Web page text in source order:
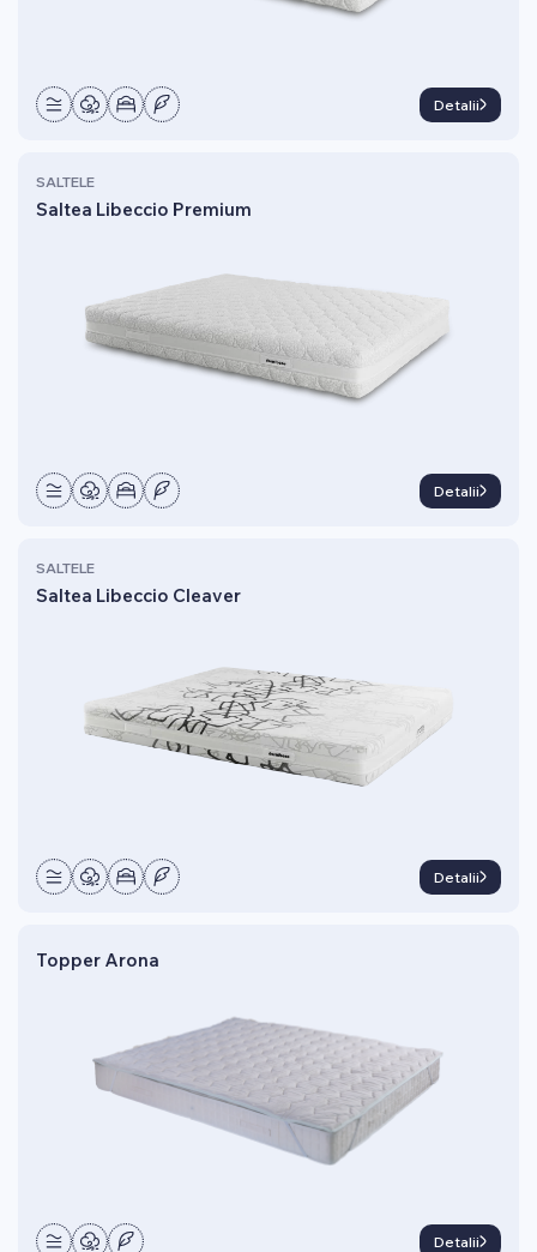
Detalii
SALTELE
Saltea Libeccio Premium
Detalii
SALTELE
Saltea Libeccio Cleaver
Detalii
Topper Arona
Detalii